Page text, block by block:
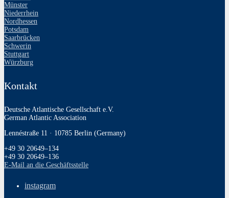
Münster
Niederrhein
Nordhessen
Potsdam
Saarbrücken
Schwerin
Stuttgart
Würzburg
Kontakt
Deutsche Atlantische Gesellschaft e.V.
German Atlantic Association
Lennéstraße 11 · 10785 Berlin (Germany)
+49 30 20649–134
+49 30 20649–136
E‑Mail an die Geschäftsstelle
instagram